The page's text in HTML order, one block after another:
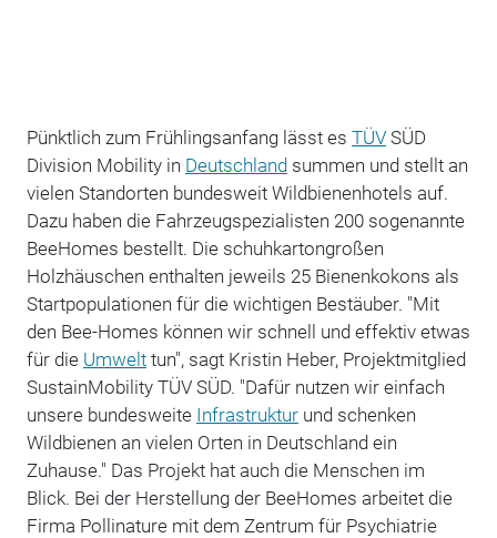
Pünktlich zum Frühlingsanfang lässt es TÜVSÜD
Division Mobility in Deutschlandsummen und stellt an
vielen Standorten bundesweit Wildbienenhotels auf.
Dazu haben die Fahrzeugspezialisten 200 sogenannte
BeeHomes bestellt. Die schuhkartongroßen
Holzhäuschen enthalten jeweils 25 Bienenkokons als
Startpopulationen für die wichtigen Bestäuber. "Mit
den Bee-Homes können wir schnell und effektiv etwas
für die Umwelttun", sagt Kristin Heber, Projektmitglied
SustainMobility TÜV SÜD. "Dafür nutzen wir einfach
unsere bundesweite Infrastrukturund schenken
Wildbienen an vielen Orten in Deutschland ein
Zuhause." Das Projekt hat auch die Menschen im
Blick. Bei der Herstellung der BeeHomes arbeitet die
Firma Pollinature mit dem Zentrum für Psychiatrie